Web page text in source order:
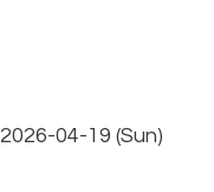
2026-04-19 (Sun)